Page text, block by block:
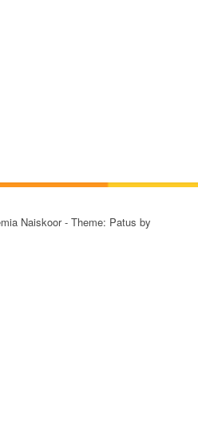
Naiskoor - Theme: Patus by